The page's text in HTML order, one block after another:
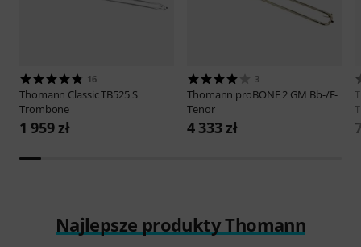
16
Thomann Classic TB525 S
Trombone
1 959 zł
3
Thomann proBONE 2 GM Bb-/F-
Tenor
4 333 zł
Najlepsze produkty Thomann